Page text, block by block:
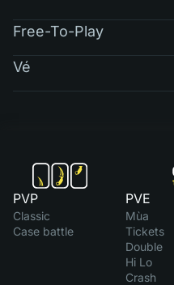
Free-To-Play
Vé
PVP
Classic
Case battle
PVE
Mùa
Tickets
Double
Hi Lo
Crash